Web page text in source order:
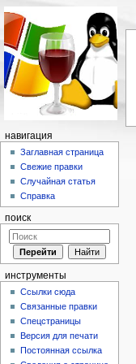
навигация
Заглавная страница
Свежие правки
Случайная статья
Справка
поиск
инструменты
Ссылки сюда
Связанные правки
Спецстраницы
Версия для печати
Постоянная ссылка